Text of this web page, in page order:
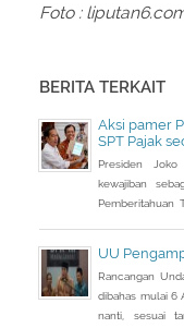
Foto :
BERITA TERKAIT
Aksi pamer
SPT Pajak
Presiden
kewajiban
Pemberitahuan
UU
Rancangan
dibahas mulai 6
nanti, sesuai